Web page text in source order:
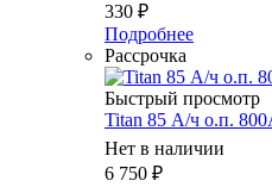
330 ₽
Подробнее
Рассрочка
Быстрый просмотр
Titan 85 А/ч о.п.
Нет в наличии
6 750 ₽